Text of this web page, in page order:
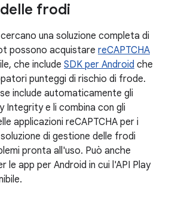
frodi
una soluzione completa di
possono acquistare reCAPTCHA
che include SDK per Android che
punteggi di rischio di frode.
include automaticamente gli
Integrity e li combina con gli
applicazioni reCAPTCHA per i
di gestione delle frodi
pronta all'uso. Può anche
le app per Android in cui l'API Play